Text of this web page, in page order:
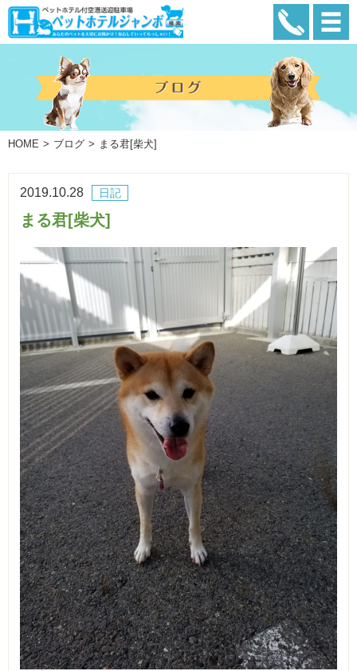
HOME ブログ まる君[柴犬]
日記
2019.10.28
まる君[柴犬]